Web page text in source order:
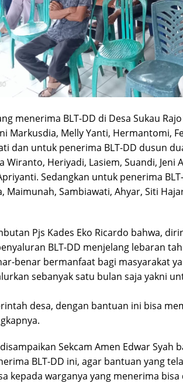
menerima BLT-DD di Desa Sukau
Markusdia, Melly Yanti, Hermantomi,
dan untuk penerima BLT-DD dusun
Wiranto, Heriyadi, Lasiem, Suandi, Jeni
Sedangkan untuk penerima
Maimunah, Sambiawati, Ahyar, Siti
Pjs Kades Eko Ricardo bahwa,
BLT-DD menjelang lebaran
benar bermanfaat bagi masyarakat
sebanyak satu bulan saja yakni
desa, dengan bantuan ini bisa
Sekcam Amen Edwar Syah
BLT-DD ini, agar bantuan yang
kepada warganya yang menerima